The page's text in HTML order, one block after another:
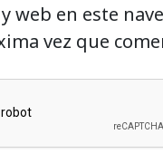
web en este
vez que